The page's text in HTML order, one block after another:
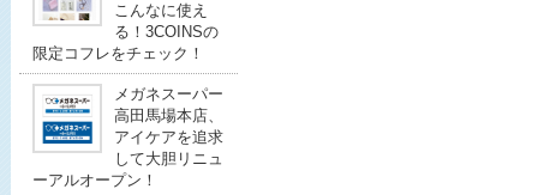
こんなに使え
る！3COINSの
限定コフレをチェック！
メガネスーパー
高田馬場本店、
アイケアを追求
して大胆リニュ
ーアルオープン！